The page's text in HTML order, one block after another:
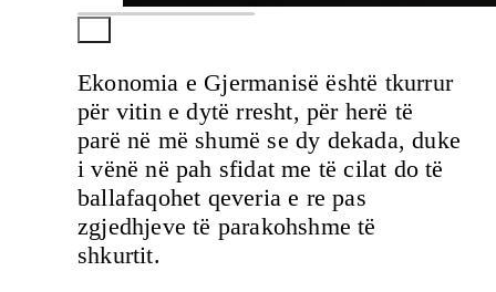
Ekonomia e Gjermanisë është tkurrur
për vitin e dytë rresht, për herë të
parë në më shumë se dy dekada, duke
i vënë në pah sfidat me të cilat do të
ballafaqohet qeveria e re pas
zgjedhjeve të parakohshme të
shkurtit.